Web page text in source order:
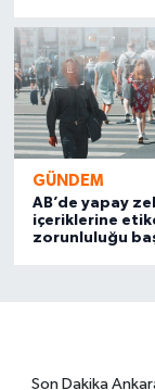
GÜNDEM
AB’de yapay
içeriklerine
zorunluluğu
Son Dakika